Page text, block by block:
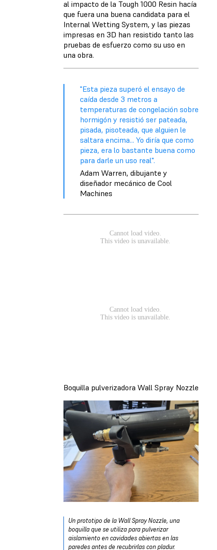
al impacto de la Tough 1000 Resin hacía
que fuera una buena candidata para el
Internal Wetting System, y las piezas
impresas en 3D han resistido tanto las
pruebas de esfuerzo como su uso en
una obra.
"Esta pieza superó el ensayo de
caída desde 3 metros a
temperaturas de congelación sobre
hormigón y resistió ser pateada,
pisada, pisoteada, que alguien le
saltara encima... Yo diría que como
pieza, era lo bastante buena como
para darle un uso real".
Adam Warren, dibujante y
diseñador mecánico de Cool
Machines
Boquilla pulverizadora Wall Spray Nozzle
Un prototipo de la Wall Spray Nozzle, una
boquilla que se utiliza para pulverizar
aislamiento en cavidades abiertas en las
paredes antes de recubrirlas con pladur.